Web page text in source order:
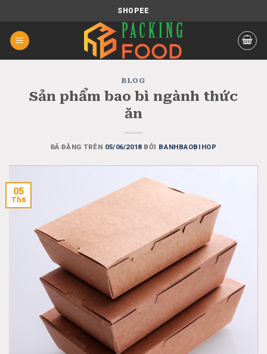
nội
dung
SHOPEE
BLOG
Sản phẩm bao bì ngành thức
ăn
ĐÃ ĐĂNG TRÊN 05/06/2018 BỞI BANHBAOBIHOP
05
Th6